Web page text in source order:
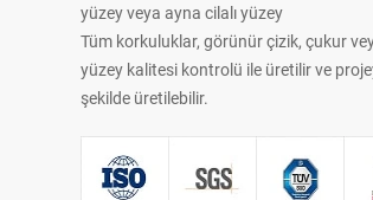
yüzey veya ayna cilalı yüzey
Tüm korkuluklar, görünür çizik, çukur
yüzey kalitesi kontrolü ile üretilir ve
şekilde üretilebilir.